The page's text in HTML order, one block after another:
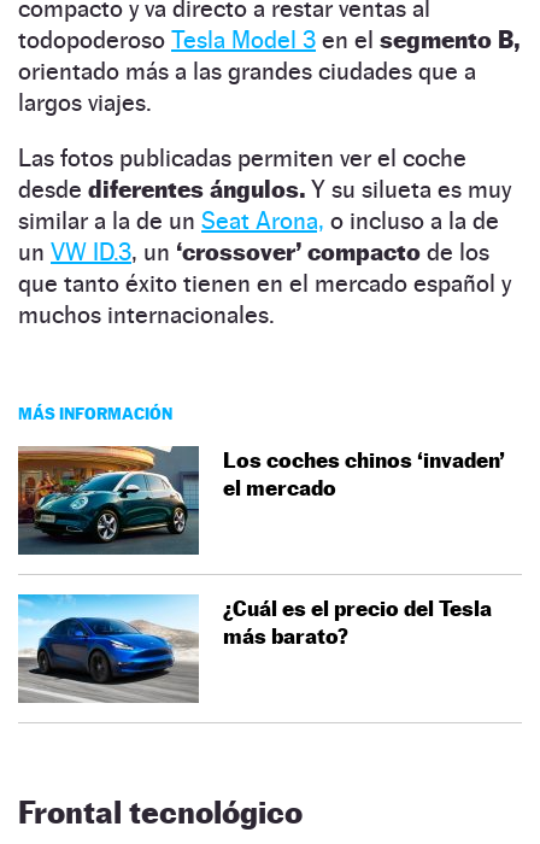
compacto y va directo a restar ventas al
todopoderoso Tesla Model 3 en el segmento B,
orientado más a las grandes ciudades que a
largos viajes.
Las fotos publicadas permiten ver el coche
desde diferentes ángulos. Y su silueta es muy
similar a la de un Seat Arona, o incluso a la de
un VW ID.3, un ‘crossover’ compacto de los
que tanto éxito tienen en el mercado español y
muchos internacionales.
MÁS INFORMACIÓN
Los coches chinos ‘invaden’
el mercado
¿Cuál es el precio del Tesla
más barato?
Frontal tecnológico